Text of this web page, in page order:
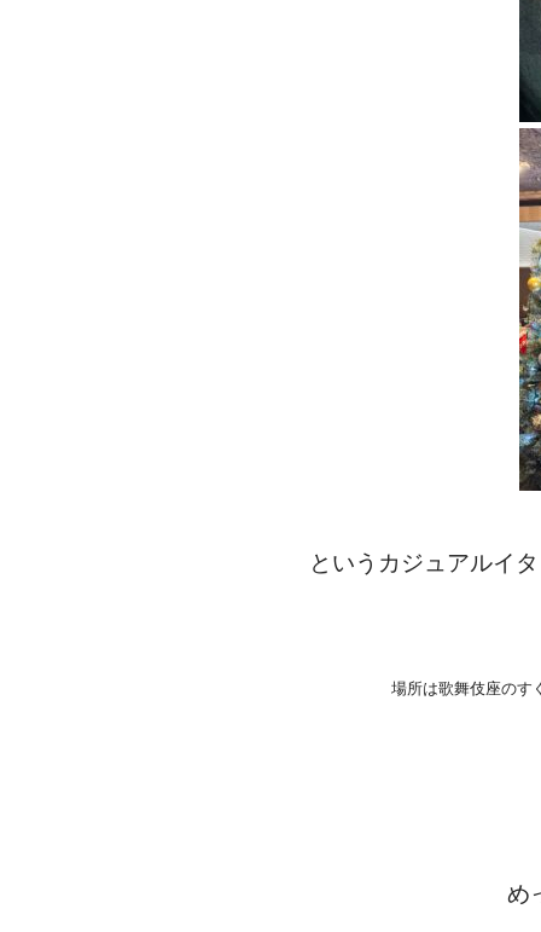
というカジュアルイ
場所は歌舞伎座のす
め